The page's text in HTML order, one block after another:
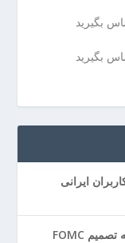
بگیرید
بگیرید
ایرانی
چرا قیمت بیت کوین و بازار کریپتو وابسته به تصمیم FOMC